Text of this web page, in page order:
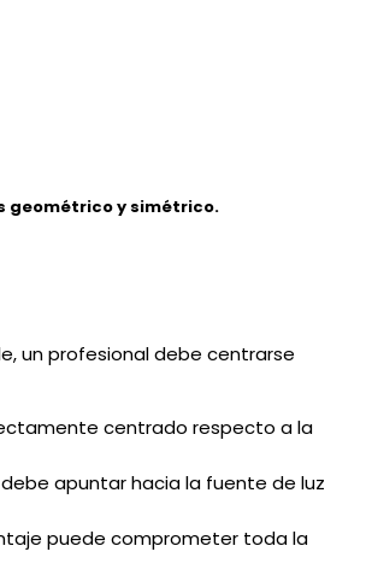
geométrico y simétrico.
un profesional debe centrarse
centrado respecto a la
apuntar hacia la fuente de luz
puede comprometer toda la